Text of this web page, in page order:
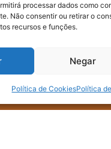
processar dados como
Não consentir ou retirar o
recursos e funções.
Negar
Política de CookiesPolítica